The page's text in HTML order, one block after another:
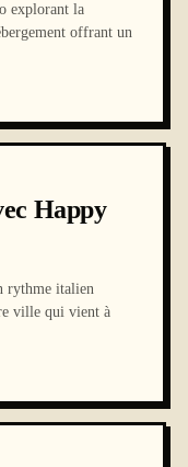
explorant la
offrant un
Happy
rythme italien
ville qui vient à